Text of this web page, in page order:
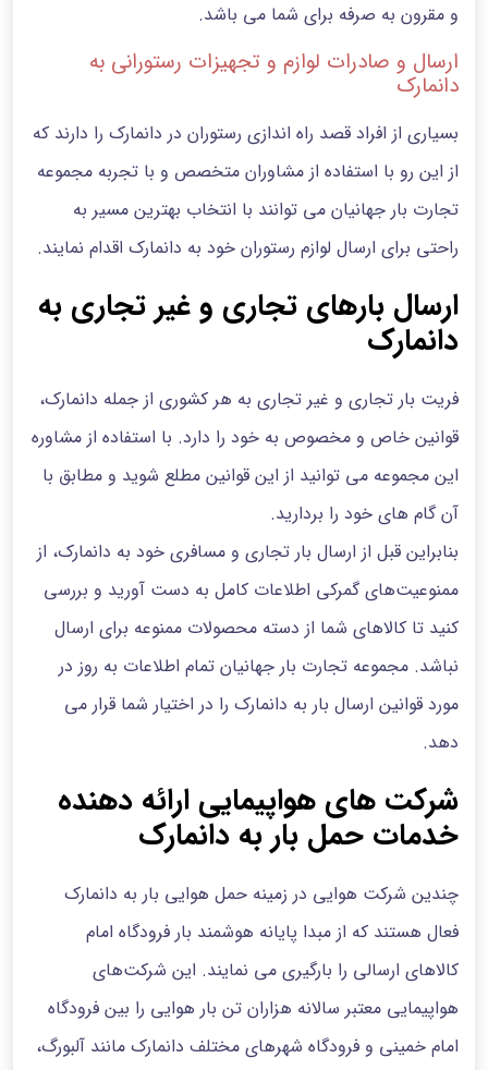
و مقرون به صرفه برای شما می باشد.
ارسال و صادرات لوازم و تجهیزات رستورانی به
دانمارک
بسیاری از افراد قصد راه اندازی رستوران در دانمارک را دارند که
از این رو با استفاده از مشاوران متخصص و با تجربه مجموعه
تجارت بار جهانیان می توانند با انتخاب بهترین مسیر به
راحتی برای ارسال لوازم رستوران خود به دانمارک اقدام نمایند.
ارسال بارهای تجاری و غیر تجاری به
دانمارک
فریت بار تجاری و غیر تجاری به هر کشوری از جمله دانمارک،
قوانین خاص و مخصوص به خود را دارد. با استفاده از مشاوره
این مجموعه می توانید از این قوانین مطلع شوید و مطابق با
آن گام های خود را بردارید.
بنابراین قبل از ارسال بار تجاری و مسافری خود به دانمارک، از
ممنوعیت‌های گمرکی اطلاعات کامل به دست آورید و بررسی
کنید تا کالاهای شما از دسته محصولات ممنوعه برای ارسال
نباشد. مجموعه تجارت بار جهانیان تمام اطلاعات به روز در
مورد قوانین ارسال بار به دانمارک را در اختیار شما قرار می
دهد.
شرکت های هواپیمایی ارائه دهنده
خدمات حمل بار به دانمارک
چندین شرکت هوایی در زمینه حمل هوایی بار به دانمارک
فعال هستند که از مبدا پایانه هوشمند بار فرودگاه امام
کالاهای ارسالی را بارگیری می نمایند. این شرکت‌های
هواپیمایی معتبر سالانه هزاران تن بار هوایی را بین فرودگاه
امام خمینی و فرودگاه شهرهای مختلف دانمارک مانند آلبورگ،